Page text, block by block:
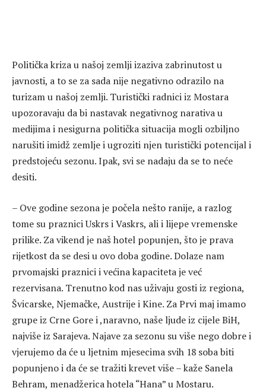
Politička kriza u našoj zemlji izaziva zabrinutost u
javnosti, a to se za sada nije negativno odrazilo na
turizam u našoj zemlji. Turistički radnici iz Mostara
upozoravaju da bi nastavak negativnog narativa u
medijima i nesigurna politička situacija mogli ozbiljno
narušiti imidž zemlje i ugroziti njen turistički potencijal i
predstojeću sezonu. Ipak, svi se nadaju da se to neće
desiti.
– Ove godine sezona je počela nešto ranije, a razlog
tome su praznici Uskrs i Vaskrs, ali i lijepe vremenske
prilike. Za vikend je naš hotel popunjen, što je prava
rijetkost da se desi u ovo doba godine. Dolaze nam
prvomajski praznici i većina kapaciteta je već
rezervisana. Trenutno kod nas uživaju gosti iz regiona,
Švicarske, Njemačke, Austrije i Kine. Za Prvi maj imamo
grupe iz Crne Gore i ,naravno, naše ljude iz cijele BiH,
najviše iz Sarajeva. Najave za sezonu su više nego dobre i
vjerujemo da će u ljetnim mjesecima svih 18 soba biti
popunjeno i da će se tražiti krevet više – kaže Sanela
Behram, menadžerica hotela “Hana” u Mostaru.